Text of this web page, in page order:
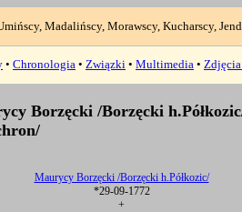
Madalińscy, Morawscy, Kucharscy,
• Chronologia • Związki • Multimedia •
Borzęcki /Borzęcki
Maurycy Borzęcki /Borzęcki h.Półkozic/
*29-09-1772
+